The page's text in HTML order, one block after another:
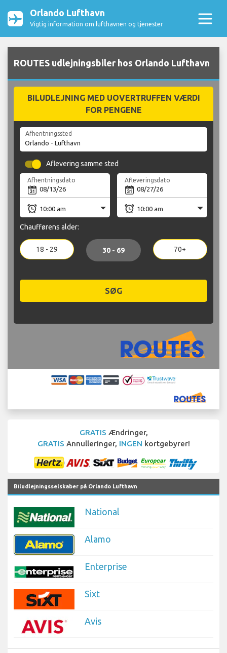
Orlando Lufthavn
Vigtig information om lufthavnen og tjenester
ROUTES udlejningsbiler hos Orlando Lufthavn
BILUDLEJNING MED UOVERTRUFFEN VÆRDI
FOR PENGENE
Afhentningssted
Aflevering samme sted
Afhentningsdato Afleveringsdato
Chaufførens alder:
18 - 29 30 - 69 70+
SØG
GRATIS Ændringer,
GRATIS Annulleringer, INGEN kortgebyrer!
Biludlejningsselskaber på Orlando Lufthavn
National
Alamo
Enterprise
Sixt
Avis